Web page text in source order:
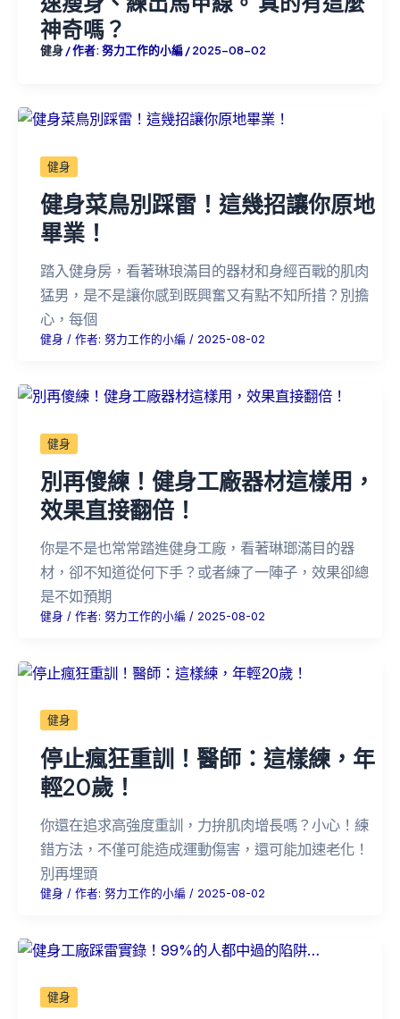
神奇嗎？
健身/ 作者:努力工作的小編/2025-08-02
健身
健身菜鳥別踩雷！這幾招讓你原地
畢業！
踏入健身房，看著琳琅滿目的器材和身經百戰的肌肉
猛男，是不是讓你感到既興奮又有點不知所措？別擔
心，每個
健身 / 作者: 努力工作的小編 / 2025-08-02
健身
別再傻練！健身工廠器材這樣用，
效果直接翻倍！
你是不是也常常踏進健身工廠，看著琳瑯滿目的器
材，卻不知道從何下手？或者練了一陣子，效果卻總
是不如預期
健身 / 作者: 努力工作的小編 / 2025-08-02
健身
停止瘋狂重訓！醫師：這樣練，年
輕20歲！
你還在追求高強度重訓，力拚肌肉增長嗎？小心！練
錯方法，不僅可能造成運動傷害，還可能加速老化！
別再埋頭
健身 / 作者: 努力工作的小編 / 2025-08-02
健身